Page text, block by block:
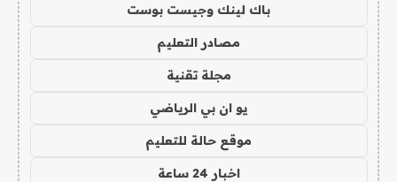
باك لينك وجيست بوست
مصادر التعليم
مجلة تقنية
يو ان بي الرياضي
موقع حالة للتعليم
اخبار 24 ساعة